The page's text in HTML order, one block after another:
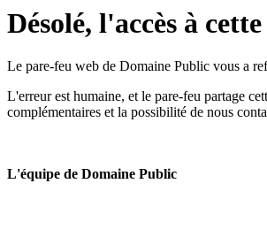
Désolé, l'accès à
Le pare-feu web de Domaine Public vous a
L'erreur est humaine, et le pare-feu partage
complémentaires et la possibilité de nous
L'équipe de Domaine Public